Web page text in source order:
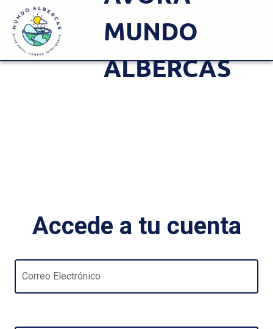
MUNDO
ALBERCAS
Accede a tu cuenta
Correo Electrónico